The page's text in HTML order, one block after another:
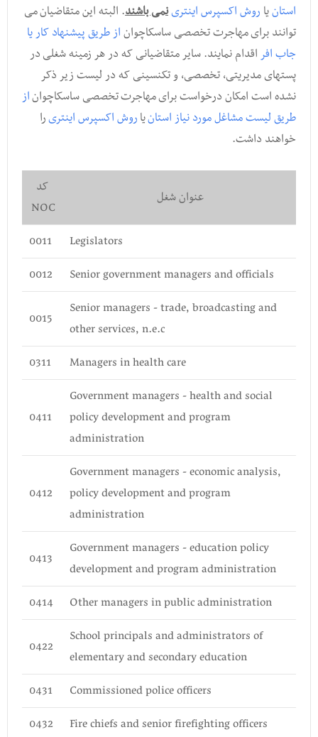
استانیا روش اکسپرس اینترینمی باشند. البته این متقاضیان می
توانند برای مهاجرت تخصصی ساسکاچواناز طریق پیشنهاد کار یا
جاب افر اقدام نمایند. سایر متقاضیانی که در هر زمینه شغلی در
پستهای مدیریتی, تخصصی, و تکنسینی که در لیست زیر ذکر
نشده است امکان درخواست برای مهاجرت تخصصی ساسکاچواناز
طریق لیست مشاغل مورد نیاز استانیاروش اکسپرس اینتریرا
خواهند داشت.
عنوان شغل
کد
NOC
Legislators
0011
Senior government managers and officials
0012
Senior managers - trade, broadcasting and
other services, n.e.c
0015
Managers in health care
0311
Government managers - health and social
policy development and program
administration
0411
Government managers - economic analysis,
policy development and program
administration
0412
Government managers - education policy
development and program administration
0413
Other managers in public administration
0414
School principals and administrators of
elementary and secondary education
0422
Commissioned police officers
0431
Fire chiefs and senior firefighting officers
0432